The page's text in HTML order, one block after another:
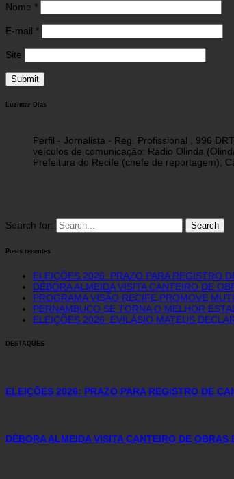
Nome *
E-mail *
Site
Luzimar Dias
Perfil - Jornalista - Reg. Profissional , 996
veículos de comunicação: Rádio Olinda
Prefeitura do Recife (chefe de reportagem);
Search for:
Posts recentes
ELEIÇÕES 2026: PRAZO PARA REGISTRO
DÉBORA ALMEIDA VISITA CANTEIRO DE
PROGRAMA VISÃO RECIFE PROMOVE
PERNAMBUCO SE TORNA O MELHOR
ELEIÇÕES 2026: EVILÁSIO MATEUS
DESTAQUES
ELEIÇÕES 2026: PRAZO PARA REGISTRO DE
DÉBORA ALMEIDA VISITA CANTEIRO DE